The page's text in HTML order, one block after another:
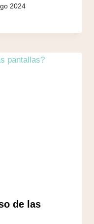
2024
de las